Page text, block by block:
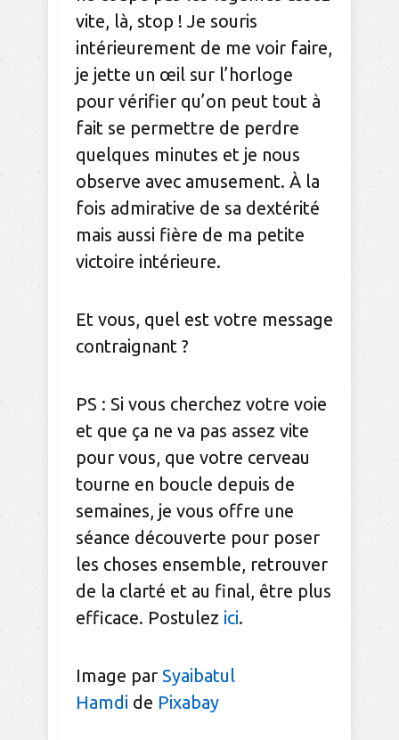
vite, là, stop ! Je souris
intérieurement de me voir faire,
je jette un œil sur l’horloge
pour vérifier qu’on peut tout à
fait se permettre de perdre
quelques minutes et je nous
observe avec amusement. À la
fois admirative de sa dextérité
mais aussi fière de ma petite
victoire intérieure.
Et vous, quel est votre message
contraignant ?
PS : Si vous cherchez votre voie
et que ça ne va pas assez vite
pour vous, que votre cerveau
tourne en boucle depuis de
semaines, je vous offre une
séance découverte pour poser
les choses ensemble, retrouver
de la clarté et au final, être plus
efficace. Postulez ici.
Image par Syaibatul
Hamdi de Pixabay